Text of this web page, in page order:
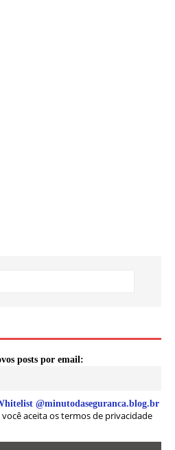
posts por email:
@minutodaseguranca.blog.br
você aceita os termos de privacidade